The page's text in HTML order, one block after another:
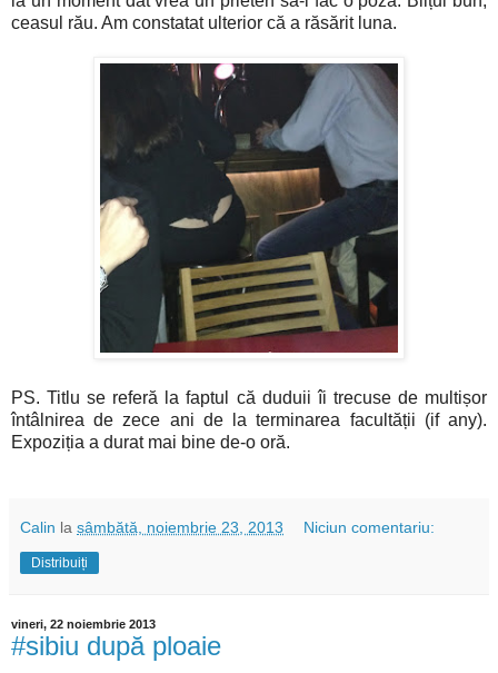
ceasul rău. Am constatat ulterior că a răsărit luna.
PS. Titlu se referă la faptul că duduii îi trecuse de multișor
întâlnirea de zece ani de la terminarea facultății (if any).
Expoziția a durat mai bine de-o oră.
Calin la sâmbătă, noiembrie 23, 2013 Niciun comentariu:
Distribuiți
vineri, 22 noiembrie 2013
#sibiu după ploaie